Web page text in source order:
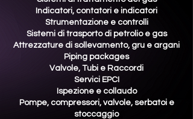
Indicatori, contatori e indicatori
Strumentazione e controlli
Sistemi di trasporto di petrolio e gas
Attrezzature di sollevamento, gru e argani
Piping packages
Valvole, Tubi e Raccordi
Servici EPCI
Ispezione e collaudo
Pompe, compressori, valvole, serbatoi e
stoccaggio